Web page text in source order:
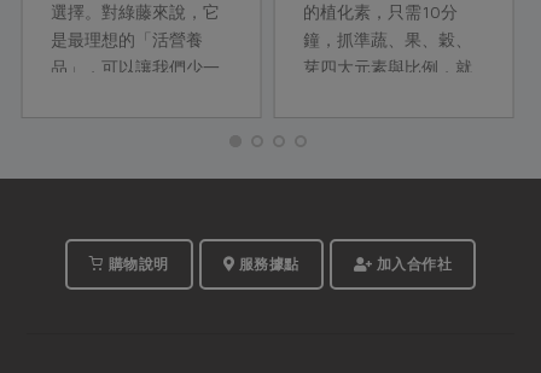
選擇。對綠藤來說，它
是最理想的「活營養
品」，可以讓我們少一
少一些硝酸鹽的擔憂，
更輕鬆，讓健康更簡
的植化素，只需10分
鐘，抓準蔬、果、穀、
芽四大元素與比例，就
的綠拿鐵！...
購物說明 服務據點 加入合作社